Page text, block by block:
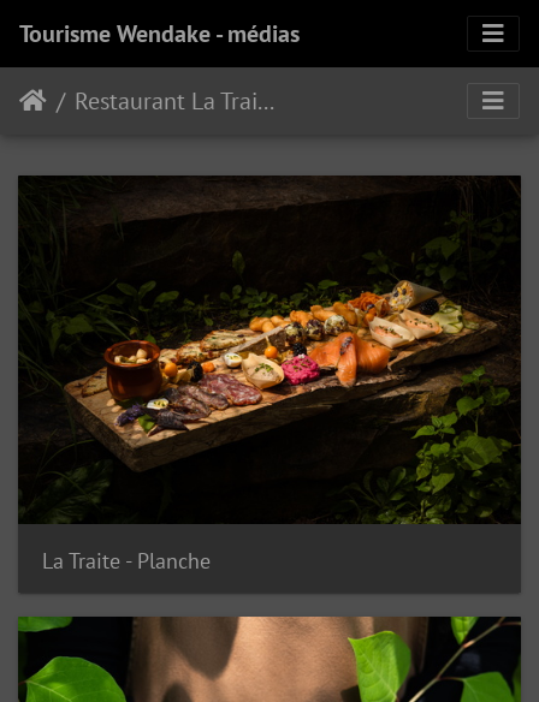
Tourisme Wendake - médias
Restaurant La Traite
La Traite - Planche